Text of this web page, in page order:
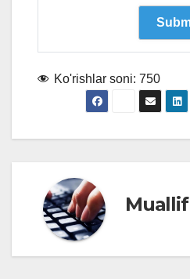
Ko'rishlar soni: 750
Muallif